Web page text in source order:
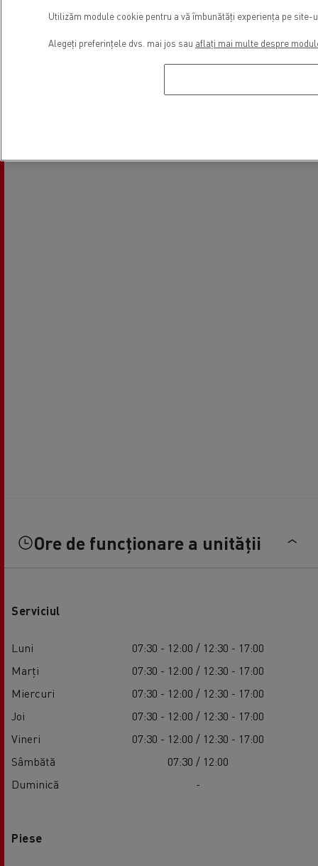
Ore de funcționare a unității
Serviciul
Luni
07:30 - 12:00 / 12:30 - 17:00
Marți
07:30 - 12:00 / 12:30 - 17:00
Miercuri
07:30 - 12:00 / 12:30 - 17:00
Joi
07:30 - 12:00 / 12:30 - 17:00
Vineri
07:30 - 12:00 / 12:30 - 17:00
Sâmbătă
07:30 / 12:00
Duminică
-
Piese
Utilizăm module cookie pentru a vă îmbunătăți experiența pe
Alegeți preferințele dvs. mai jos sau aflați mai multe despre